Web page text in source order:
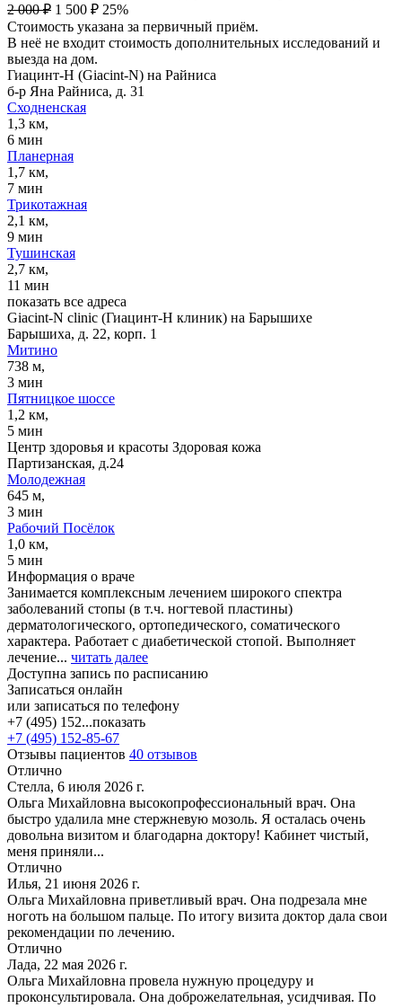
2 000 ₽ 1 500 ₽ 25%
Стоимость указана за первичный приём.
В неё не входит стоимость дополнительных исследований и
выезда на дом.
Гиацинт-Н (Giacint-N) на Райниса
б-р Яна Райниса, д. 31
Сходненская
1,3 км,
6 мин
Планерная
1,7 км,
7 мин
Трикотажная
2,1 км,
9 мин
Тушинская
2,7 км,
11 мин
показать все адреса
Giacint-N clinic (Гиацинт-Н клиник) на Барышихе
Барышиха, д. 22, корп. 1
Митино
738 м,
3 мин
Пятницкое шоссе
1,2 км,
5 мин
Центр здоровья и красоты Здоровая кожа
Партизанская, д.24
Молодежная
645 м,
3 мин
Рабочий Посёлок
1,0 км,
5 мин
Информация о враче
Занимается комплексным лечением широкого спектра
заболеваний стопы (в т.ч. ногтевой пластины)
дерматологического, ортопедического, соматического
характера. Работает с диабетической стопой. Выполняет
лечение... читать далее
Доступна запись по расписанию
Записаться онлайн
или записаться по телефону
+7 (495) 152...показать
+7 (495) 152-85-67
Отзывы пациентов 40 отзывов
Отлично
Стелла, 6 июля 2026 г.
Ольга Михайловна высокопрофессиональный врач. Она
быстро удалила мне стержневую мозоль. Я осталась очень
довольна визитом и благодарна доктору! Кабинет чистый,
меня приняли...
Отлично
Илья, 21 июня 2026 г.
Ольга Михайловна приветливый врач. Она подрезала мне
ноготь на большом пальце. По итогу визита доктор дала свои
рекомендации по лечению.
Отлично
Лада, 22 мая 2026 г.
Ольга Михайловна провела нужную процедуру и
проконсультировала. Она доброжелательная, усидчивая. По